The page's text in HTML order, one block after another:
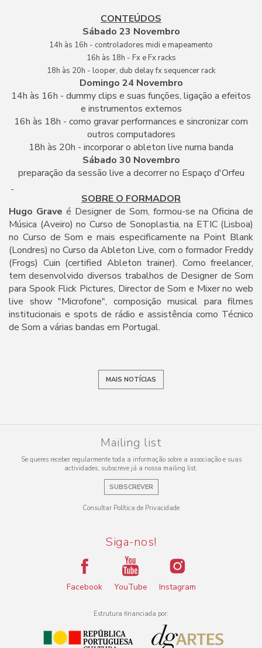
CONTEÚDOS
Sábado 23 Novembro
14h às 16h - controladores midi e mapeamento
16h às 18h - Fx e Fx racks
18h às 20h - looper, dub delay fx sequencer rack
Domingo 24 Novembro
14h às 16h - dummy clips e suas funções, ligação a efeitos
e instrumentos externos
16h às 18h - como gravar performances e sincronizar com
outros computadores
18h às 20h - incorporar o ableton live numa banda
Sábado 30 Novembro
preparação da sessão live a decorrer no Espaço d'Orfeu
SOBRE O FORMADOR
Hugo Grave é Designer de Som, formou-se na Oficina de
Música (Aveiro) no Curso de Sonoplastia, na ETIC (Lisboa)
no Curso de Som e mais especificamente na Point Blank
(Londres) no Curso da Ableton Live, com o formador Freddy
(Frogs) Cuin (certified Ableton trainer). Como freelancer,
tem desenvolvido diversos trabalhos de Designer de Som
para Spook Flick Pictures, Director de Som e Mixer no web
live show "Microfone", composição musical para filmes
institucionais e spots de rádio e assistência como Técnico
de Som a várias bandas em Portugal.
MAIS NOTÍCIAS
Mailing list
Se queres receber regularmente toda a informação sobre a associação e suas
actividades, subscreve já a nossa mailing list.
SUBSCREVER
Consultar Política de Privacidade
Siga-nos!
Facebook YouTube Instagram
Estrutura financiada por: